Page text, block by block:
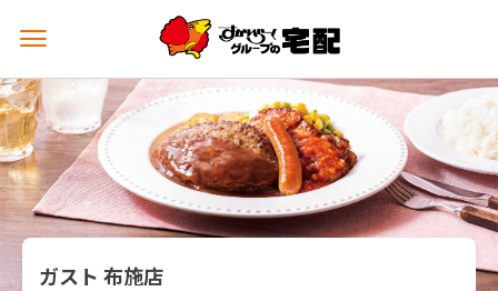
メ
ュ
ー
を
開
く
ガスト 布施店